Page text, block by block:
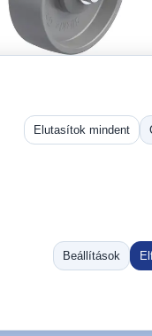
125KA-1-ELS
Teherbírás (max.):
Ugrás:
Rendezés:
Elutasítok mindent
Beállítások